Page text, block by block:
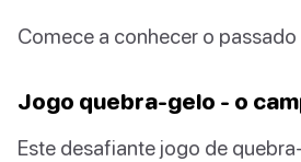
Comece a conhecer o
Jogo quebra-gelo - o
Este desafiante jogo de